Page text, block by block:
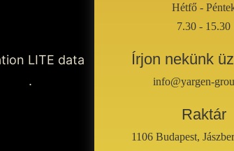
LITE data
.
Hétfő -
7.30 - 15.30
Írjon nekünk
info@yargen-
Raktár
1106 Budapest,